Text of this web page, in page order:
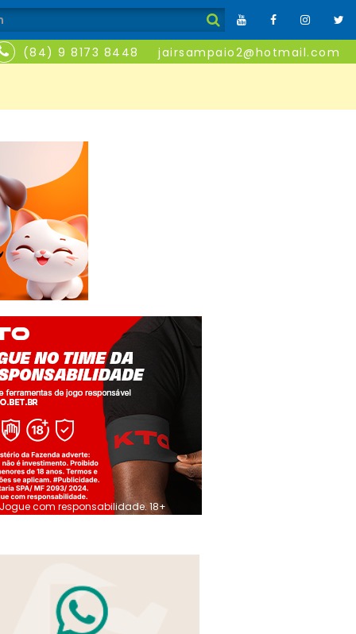
(84) 9 8173 8448 jairsampaio2@hotmail.com
Jogue com responsabilidade. 18+